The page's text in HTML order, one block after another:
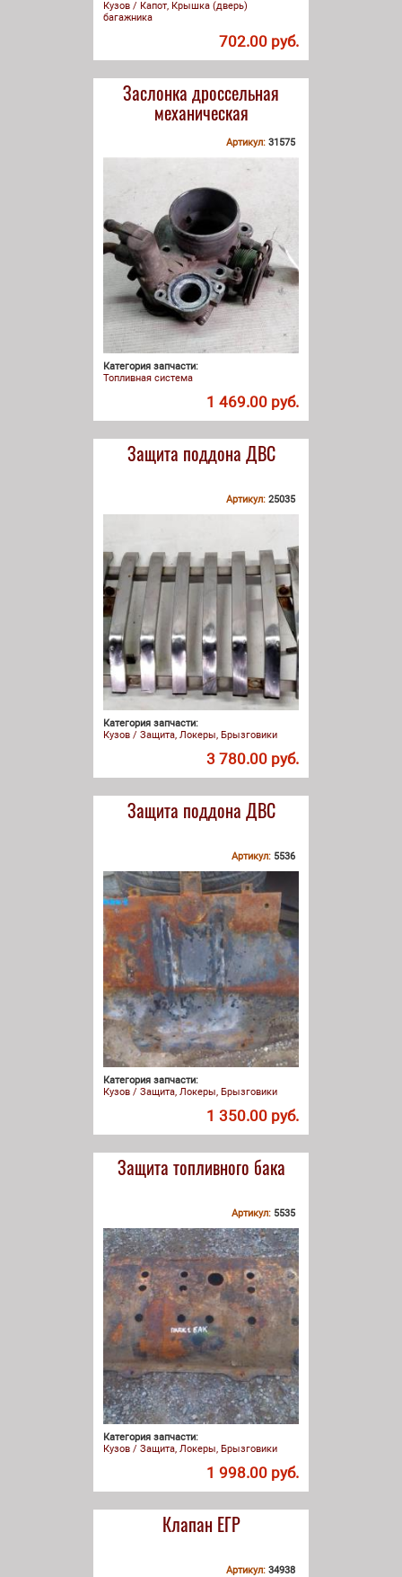
Кузов / Капот, Крышка (дверь)
багажника
702.00 руб.
Заслонка дроссельная
механическая
Артикул: 31575
Категория запчасти:
Топливная система
1 469.00 руб.
Защита поддона ДВС
Артикул: 25035
Категория запчасти:
Кузов / Защита, Локеры, Брызговики
3 780.00 руб.
Защита поддона ДВС
Артикул: 5536
Категория запчасти:
Кузов / Защита, Локеры, Брызговики
1 350.00 руб.
Защита топливного бака
Артикул: 5535
Категория запчасти:
Кузов / Защита, Локеры, Брызговики
1 998.00 руб.
Клапан ЕГР
Артикул: 34938